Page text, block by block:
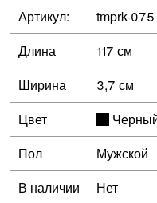
Артикул:
tmprk-075
Длина
117 см
Ширина
3,7 см
Цвет
Пол
Мужской
В наличии
Нет